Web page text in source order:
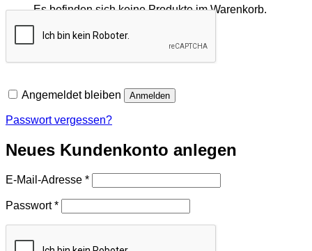
Es befinden sich keine Produkte im Warenkorb.
Zurück zum Shop
Angemeldet bleiben Anmelden
Passwort vergessen?
Neues Kundenkonto anlegen
E-Mail-Adresse *Erforderlich
Passwort*Erforderlich